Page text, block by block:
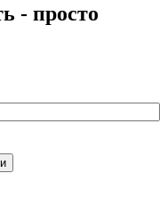
- просто